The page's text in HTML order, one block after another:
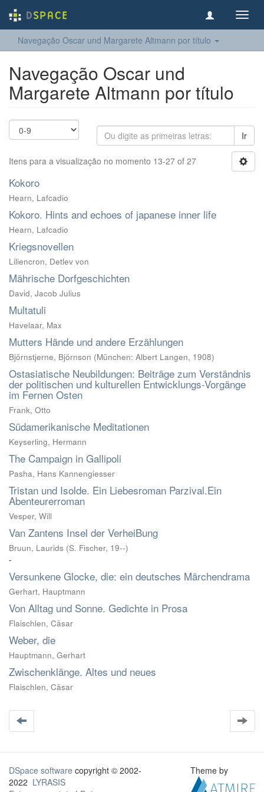
Navegação Oscar und Margarete Altmann por título
Navegação Oscar und
Margarete Altmann por título
Ir
Itens para a visualização no momento 13-27 of 27
Kokoro
Hearn, Lafcadio
Kokoro. Hints and echoes of japanese inner life
Hearn, Lafcadio
Kriegsnovellen
Liliencron, Detlev von
Mährische Dorfgeschichten
David, Jacob Julius
Multatuli
Havelaar, Max
Mutters Hände und andere Erzählungen
Björnstjerne, Björnson (München: Albert Langen, 1908)
Ostasiatische Neubildungen: Beiträge zum Verständnis
der politischen und kulturellen Entwicklungs-Vorgänge
im Fernen Osten
Frank, Otto
Südamerikanische Meditationen
Keyserling, Hermann
The Campaign in Gallipoli
Pasha, Hans Kannengiesser
Tristan und Isolde. Ein Liebesroman Parzival.Ein
Abenteurerroman
Vesper, Will
Van Zantens Insel der VerheiBung
Bruun, Laurids (S. Fischer, 19--)
-
Versunkene Glocke, die: ein deutsches Märchendrama
Gerhart, Hauptmann
Von Alltag und Sonne. Gedichte in Prosa
Flaischlen, Cäsar
Weber, die
Hauptmann, Gerhart
Zwischenklänge. Altes und neues
Flaischlen, Cäsar
DSpace software copyright © 2002-
2022 LYRASIS
Theme by